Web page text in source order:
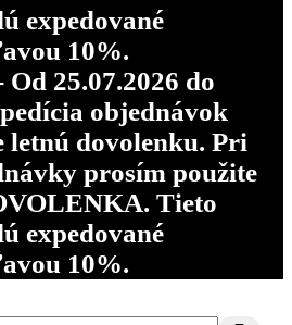
expedované
10%.
25.07.2026 do
objednávok
letnú dovolenku. Pri
prosím použite
Tieto
expedované
10%.